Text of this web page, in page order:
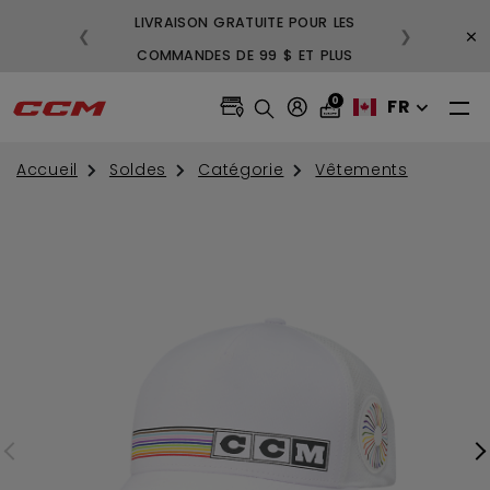
LIVRAISON GRATUITE POUR LES
COMMANDES DE 99 $ ET PLUS
❮ ❯ ×
0 FR
Accueil Soldes Catégorie Vêtements